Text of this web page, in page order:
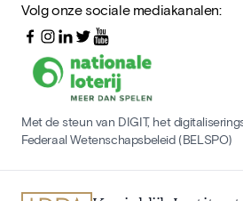
Volg onze sociale mediakanalen:
Met de steun van DIGIT, het
Federaal Wetenschapsbeleid (BELSPO)